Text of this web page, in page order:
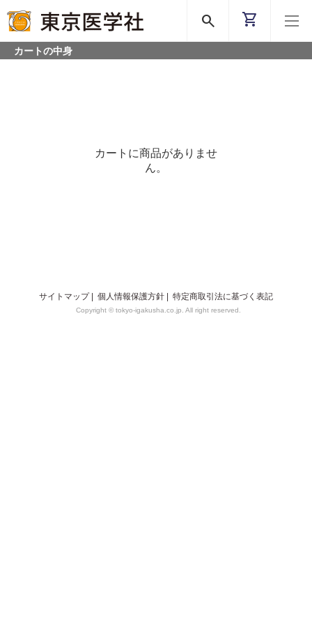
search shopping_cart
カートの中身
カートに商品がありませ
ん。
サイトマップ| 個人情報保護方針 特定商取引法に基づく表記
Copyright © tokyo-igakusha.co.jp. All right reserved.